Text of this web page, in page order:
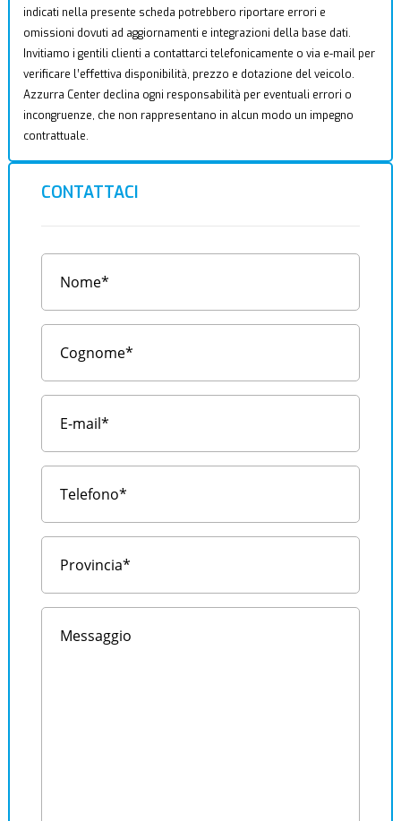
indicati nella presente scheda potrebbero riportare errori e
omissioni dovuti ad aggiornamenti e integrazioni della base dati.
Invitiamo i gentili clienti a contattarci telefonicamente o via e-mail per
verificare l’effettiva disponibilità, prezzo e dotazione del veicolo.
Azzurra Center declina ogni responsabilità per eventuali errori o
incongruenze, che non rappresentano in alcun modo un impegno
contrattuale.
CONTATTACI